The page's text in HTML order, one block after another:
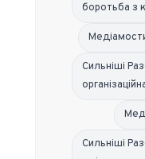
боротьба з
Сильніші
Сильніші